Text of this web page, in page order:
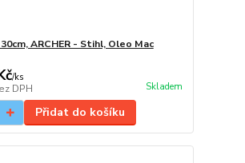
ARCHER - Stihl, Oleo Mac
/ks
DPH Skladem
Přidat do košíku